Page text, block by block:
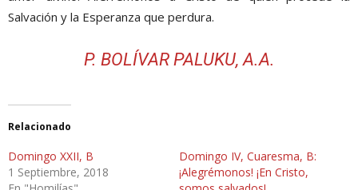
Salvación y la Esperanza que perdura.
P. BOLÍVAR PALUKU, A.A.
Relacionado
Domingo XXII, B
1 Septiembre, 2018
Domingo IV, Cuaresma, B:
¡Alegrémonos! ¡En Cristo,